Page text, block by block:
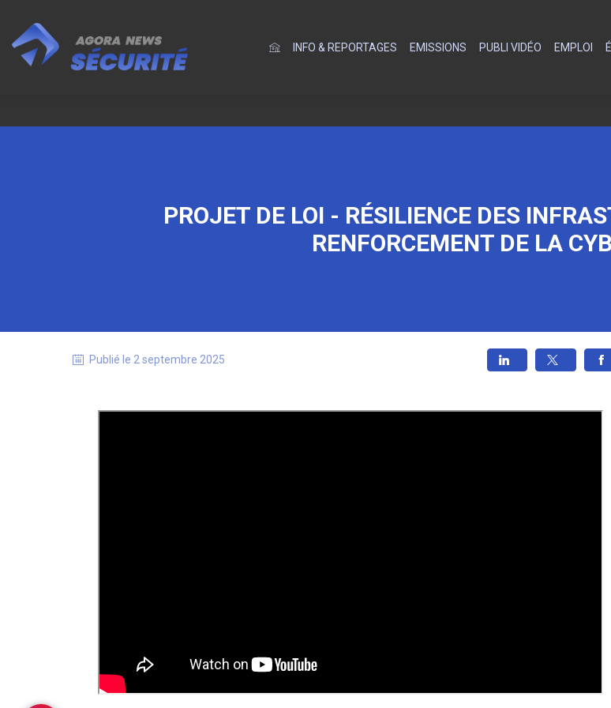
INFO & REPORTAGES EMISSIONS PUBLI VIDÉO EMPLOI
PROJET DE LOI - RÉSILIENCE DES
RENFORCEMENT DE LA
Publié le 2 septembre 2025